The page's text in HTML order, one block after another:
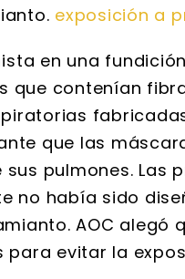
exposición a
en una
que contenían
que las
pulmones. Las
no había sido
AOC alegó
evitar la